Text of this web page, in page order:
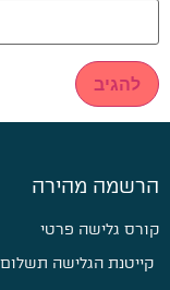
הרשמה מהירה
קורס גלישה פרטי
קייטנת הגלישה תשלום